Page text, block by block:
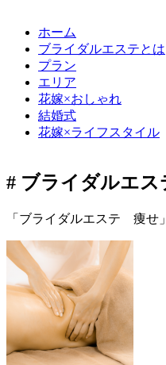
ホーム
ブライダルエステとは
プラン
エリア
花嫁×おしゃれ
結婚式
花嫁×ライフスタイル
# ブライダルエ
「ブライダルエステ 痩せ